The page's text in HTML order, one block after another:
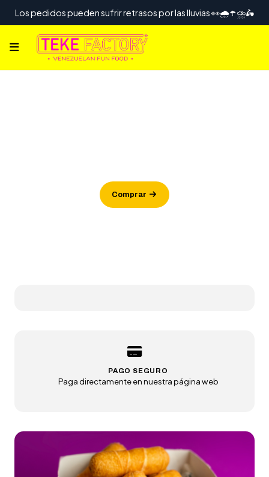
Los pedidos pueden sufrir retrasos por las lluvias 👀🌧️☂️⛈️🛵
Comprar
PAGO SEGURO
Paga directamente en nuestra página web